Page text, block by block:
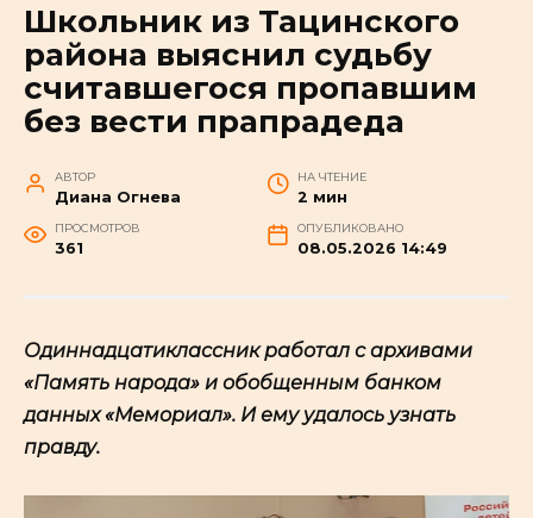
Школьник из Тацинского
района выяснил судьбу
считавшегося пропавшим
без вести прапрадеда
АВТОР
Диана Огнева
НА ЧТЕНИЕ
2 мин
ПРОСМОТРОВ
361
ОПУБЛИКОВАНО
08.05.2026 14:49
Одиннадцатиклассник работал с архивами
«Память народа» и обобщенным банком
данных «Мемориал». И ему удалось узнать
правду.